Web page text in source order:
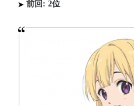
前回: 2位